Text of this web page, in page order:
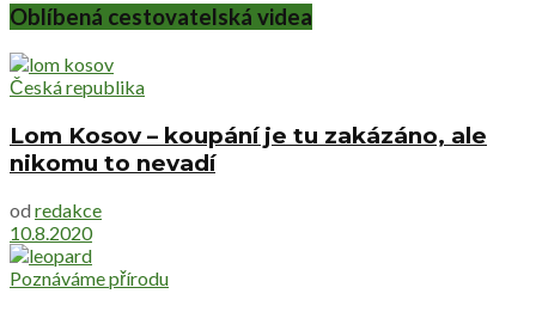
Oblíbená cestovatelská videa
Česká republika
Lom Kosov – koupání je tu zakázáno, ale
nikomu to nevadí
od redakce
10.8.2020
Poznáváme přírodu